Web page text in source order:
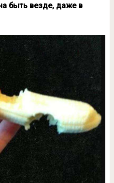
быть везде, даже в